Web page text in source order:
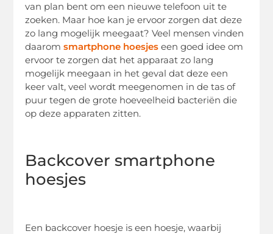
van plan bent om een nieuwe telefoon uit te
zoeken. Maar hoe kan je ervoor zorgen dat deze
zo lang mogelijk meegaat? Veel mensen vinden
daaromsmartphone hoesjes een goed idee om
ervoor te zorgen dat het apparaat zo lang
mogelijk meegaan in het geval dat deze een
keer valt, veel wordt meegenomen in de tas of
puur tegen de grote hoeveelheid bacteriën die
op deze apparaten zitten.
Backcover smartphone
hoesjes
Een backcover hoesje is een hoesje, waarbij